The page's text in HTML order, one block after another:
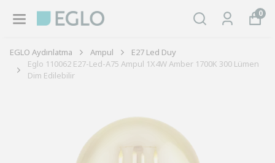
0
EGLO Aydınlatma Ampul
E27 Led Duy
Eglo 110062 E27-Led-A75 Ampul 1X4W Amber 1700K 300 Lümen
Dim Edilebilir